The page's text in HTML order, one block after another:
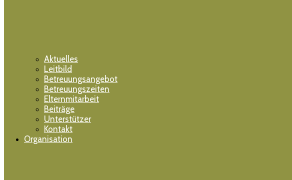
Aktuelles
Leitbild
Betreuungsangebot
Betreuungszeiten
Elternmitarbeit
Beiträge
Unterstützer
Kontakt
Organisation